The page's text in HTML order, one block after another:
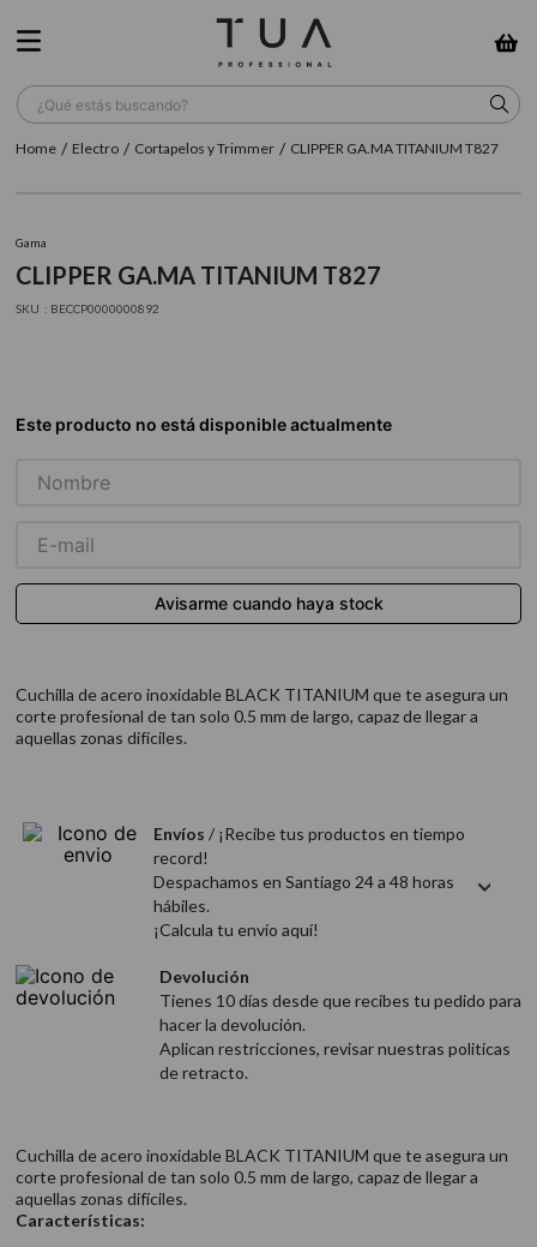
¿Qué estás buscando?
Electro Cortapelos y Trimmer CLIPPER GA.MA TITANIUM T827
Gama
CLIPPER GA.MA TITANIUM T827
: BECCP0000000892
Cuchilla de acero inoxidable BLACK TITANIUM que te asegura un
corte profesional de tan solo 0.5 mm de largo, capaz de llegar a
aquellas zonas difíciles.
Envíos / ¡Recibe tus productos en tiempo
record!
Despachamos en Santiago 24 a 48 horas
hábiles.
¡Calcula tu envío aquí!
Devolución
Tienes 10 días desde que recibes tu pedido para
hacer la devolución.
Aplican restricciones, revisar nuestras politicas
de retracto.
Cuchilla de acero inoxidable BLACK TITANIUM que te asegura un
corte profesional de tan solo 0.5 mm de largo, capaz de llegar a
aquellas zonas difíciles.
Características:
TÉRMINOS MÁS BUSCADOS
6. gama
9. acondicionador
protector térmico